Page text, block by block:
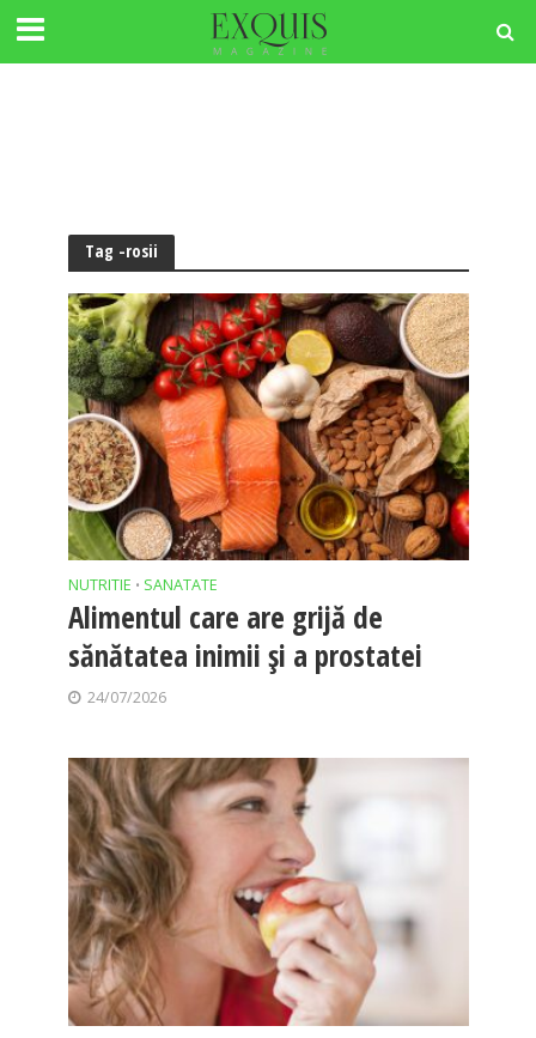
Tag -rosii
NUTRITIE • SANATATE
Alimentul care are grijă de
sănătatea inimii și a prostatei
24/07/2026